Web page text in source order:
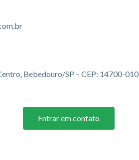
Bebedouro/SP – CEP: 14700-010
Entrar em contato